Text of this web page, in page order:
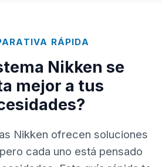
RÁPIDA
Nikken se
mejor a tus
Nikken ofrecen soluciones
cada uno está pensado